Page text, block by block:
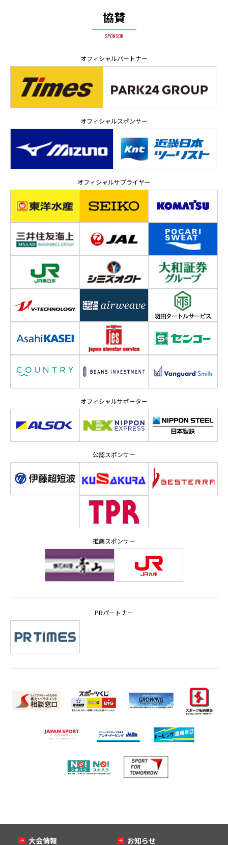
協賛
SPONSOR
オフィシャルパートナー
オフィシャルスポンサー
オフィシャルサプライヤー
オフィシャルサポーター
公認スポンサー
推薦スポンサー
PRパートナー
大会情報 お知らせ